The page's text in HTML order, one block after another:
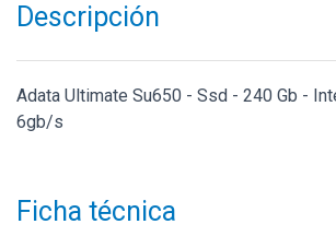
Descripción
Adata Ultimate Su650 - Ssd - 240 Gb -
6gb/s
Ficha técnica